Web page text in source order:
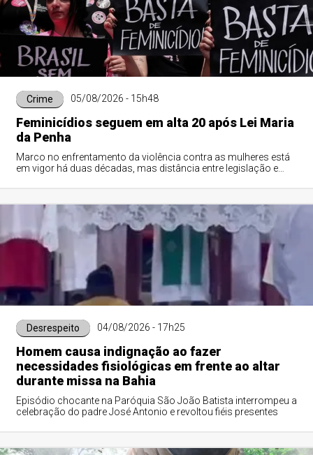
Crime 05/08/2026 - 15h48
Feminicídios seguem em alta 20 após Lei Maria
da Penha
Marco no enfrentamento da violência contra as mulheres está
em vigor há duas décadas, mas distância entre legislação e
Desrespeito 04/08/2026 - 17h25
Homem causa indignação ao fazer
necessidades fisiológicas em frente ao altar
durante missa na Bahia
Episódio chocante na Paróquia São João Batista interrompeu a
celebração do padre José Antonio e revoltou fiéis presentes